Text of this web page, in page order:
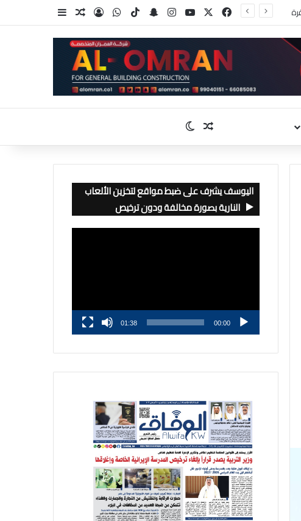
فيسبوك ‫YouTubeانستقرامسناب تشات
‫TikTokواتسابتسجيل الدخول
مقال عشوائي
إضافة عمود
مقال عشوائي
الوضع المظلم
اليوسف يشرف على ضبط مواقع لتخزين الألعاب
النارية بصورة مخالفة ودون ترخيص
00:00
01:38